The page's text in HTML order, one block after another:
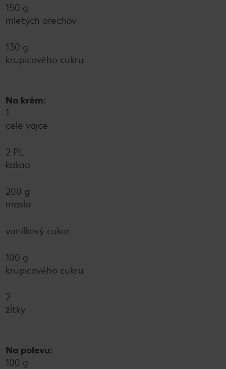
150 g
mletých orechov
130 g
krupicového cukru
Na krém:
1
celé vajce
2 PL
kakaa
200 g
masla
vanilkový cukor
100 g
krupicového cukru
2
žĺtky
Na polevu:
100 g